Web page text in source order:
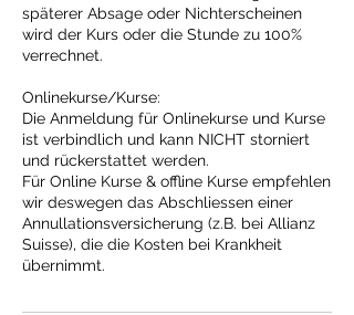
späterer Absage oder Nichterscheinen
wird der Kurs oder die Stunde zu 100%
verrechnet.
Onlinekurse/Kurse:
Die Anmeldung für Onlinekurse und Kurse
ist verbindlich und kann NICHT storniert
und rückerstattet werden.
Für Online Kurse & offline Kurse empfehlen
wir deswegen das Abschliessen einer
Annullationsversicherung (z.B. bei Allianz
Suisse), die die Kosten bei Krankheit
übernimmt.